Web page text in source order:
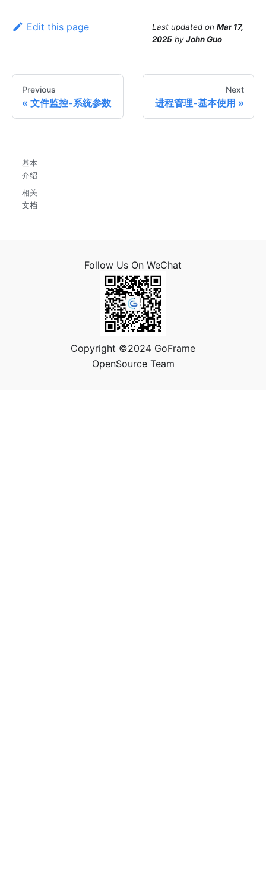
Edit this page Last updated on Mar 17,
2025 byJohn Guo
Previous
文件监控-系统参数
Next
进程管理-基本使用
基本
介绍
相关
文档
Follow Us On WeChat
Copyright ©2024 GoFrame
OpenSource Team